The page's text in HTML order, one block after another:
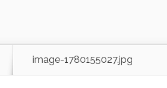
image-1780155027.jpg